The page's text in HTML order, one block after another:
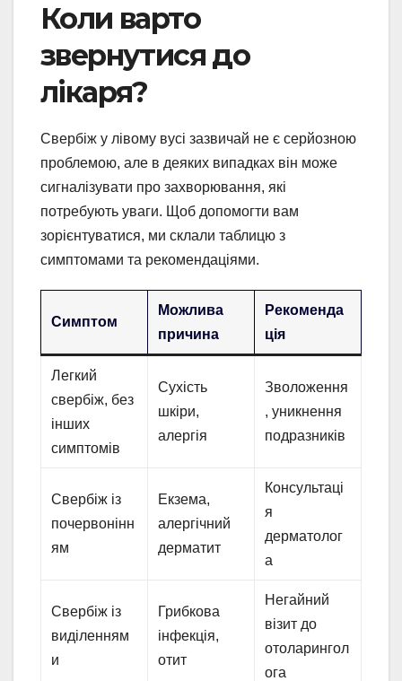
Коли варто
звернутися до
лікаря?
Свербіж у лівому вусі зазвичай не є серйозною
проблемою, але в деяких випадках він може
сигналізувати про захворювання, які
потребують уваги. Щоб допомогти вам
зорієнтуватися, ми склали таблицю з
симптомами та рекомендаціями.
Симптом
Можлива
причина
Рекоменда
ція
Легкий
свербіж, без
інших
симптомів
Сухість
шкіри,
алергія
Зволоження
, уникнення
подразників
Свербіж із
почервонінн
ям
Екзема,
алергічний
дерматит
Консультаці
я
дерматолог
а
Свербіж із
виділенням
и
Грибкова
інфекція,
отит
Негайний
візит до
отоларингол
ога